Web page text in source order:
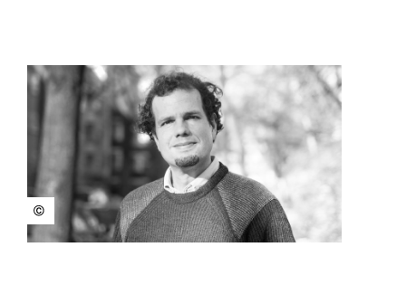
Nadja Kailouli und in diesem
Podcast spreche ich mit
Expert*innen, Journalist*innen
und Betroffenen. Wir reden über
akute Missstände, Anlaufstellen
und persönliche Geschichten.
Wenn es euch damit aber nicht